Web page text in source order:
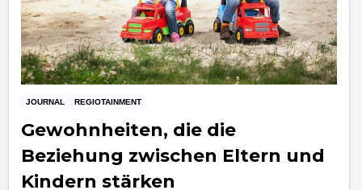
JOURNAL REGIOTAINMENT
Gewohnheiten, die die
Beziehung zwischen Eltern und
Kindern stärken